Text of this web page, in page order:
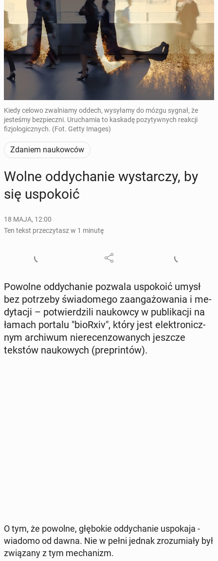
Kiedy celowo zwalniamy oddech, wysyłamy do mózgu sygnał, że
jesteśmy bezpieczni. Uruchamia to kaskadę pozytywnych reakcji
fizjologicznych. (Fot. Getty Images)
Zdaniem naukowców
Wolne od­dy­cha­nie wy­star­czy, by
się uspo­ko­ić
18 MAJA, 12:00
Ten tekst przeczytasz w 1 minutę
Powolne od­dy­cha­nie pozwala uspo­ko­ić umysł
bez po­trze­by świa­do­me­go za­an­ga­żo­wa­nia i me­
dy­ta­cji – po­twier­dzi­li na­ukow­cy w pu­bli­ka­cji na
łamach portalu "bioRxiv", który jest elek­tro­nicz­
nym ar­chi­wum nie­re­cen­zo­wa­nych jeszcze
tekstów na­uko­wych (pre­prin­tów).
O tym, że powolne, głę­bo­kie od­dy­cha­nie uspo­ka­ja -
wiadomo od dawna. Nie w pełni jednak zro­zu­mia­ły był
zwią­za­ny z tym me­cha­nizm.